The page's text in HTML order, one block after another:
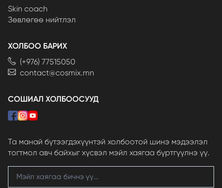
Skin coach
Зөвлөгөө нийтлэл
ХОЛБОО БАРИХ
(+976) 77515050
contact@cosmix.mn
СОШИАЛ ХОЛБООСУУД
Та манай бүтээгдэхүүнтэй холбоотой шинэ мэдээлэл
тогтмол авч байхыг хүсвэл мэйл хаягаа бүртгүүлнэ үү.